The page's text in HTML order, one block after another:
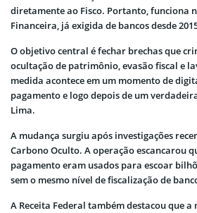
diretamente ao Fisco. Portanto, funciona
Financeira, já exigida de bancos desde
O objetivo central é fechar brechas que
ocultação de patrimônio, evasão fiscal e
medida acontece em um momento de
pagamento e logo depois de um
Lima.
A mudança surgiu após investigações
Carbono Oculto. A operação escancarou
pagamento eram usados para escoar
sem o mesmo nível de fiscalização de
A Receita Federal também destacou que